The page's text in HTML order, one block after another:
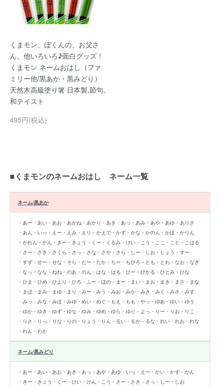
くまモン、ぼくんの、お父さ
ん、他いろいろ♪面白グッズ！
くまモン ネームおはし（ファ
ミリー他/黒あか・黒みどり）
天然木高級塗り箸 日本製,節句,
和テイスト
495円(税込)
■くまモンのネームおはし ネーム一覧
ネーム/黒あか
・あー ・あい ・あお ・あかね ・あかり ・あき ・あっ ・あみ ・あや ・あゆ ・ありさ
・あん ・いっ ・えー ・えみ ・えり ・かえで ・かず ・かな ・かのん ・かほ ・かりん
・かれん ・かん ・きー ・きょう ・くー ・くるみ ・けい ・こう ・ここ ・こと ・こはる
・さー ・さき ・さくら ・さっ ・さな ・さや ・さら ・しー ・しお ・しょう ・すー
・すず ・せー ・せな ・そら ・たー ・たか ・ちー ・ちひろ ・とも ・とわ ・なお ・なぎ
・なっ ・なな ・ねね ・のあ ・のん ・はな ・はる ・ひー ・ひかる ・ひとみ ・ひな
・ひま ・ひめ ・ひより ・ひろ ・ふー ・ほの ・まー ・まい ・まお ・まき ・まさ ・まな
・まほ ・まみ ・まゆ ・まり ・みー ・みう ・みお ・みか ・みき ・みく ・みさ ・みず
・みっ ・みな ・みほ ・みゆ ・めい ・めぐ ・もえ ・もも ・やっ ・ゆあ ・ゆい ・ゆう
・ゆか ・ゆき ・ゆず ・ゆな ・ゆみ ・ゆめ ・ゆら ・ゆり ・よっ ・りー ・りお ・りこ
・りさ ・りっ ・りな ・りの ・りょう ・りん ・るい ・るか ・るな ・れい ・れお ・れな
・れん ・わか
ネーム/黒みどり
・あー ・あい ・あお ・あき ・あっ ・あや ・あゆ ・いっ ・えー ・かい ・かず ・かん
・きー ・きょう ・くー ・けい ・けん ・こう・さー ・さき ・さっ ・しー ・しお